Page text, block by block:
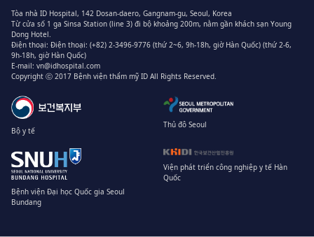
Tòa nhà ID Hospital, 142 Dosan-daero, Gangnam-gu, Seoul, Korea
Từ cửa số 1 ga Sinsa Station (line 3) đi bộ khoảng 200m, nằm gần khách sạn Young
Dong Hotel.
Điện thoại: Điện thoại: (+82) 2-3496-9776 (thứ 2~6, 9h-18h, giờ Hàn Quốc) (thứ 2-6,
9h-18h, giờ Hàn Quốc)
E-mail: vn@idhospital.com
Copyright ⓒ 2017 Bệnh viện thẩm mỹ ID All Rights Reserved.
Bộ y tế
Thủ đô Seoul
Bệnh viện Đại học Quốc gia Seoul
Bundang
Viện phát triển công nghiệp y tế Hàn
Quốc